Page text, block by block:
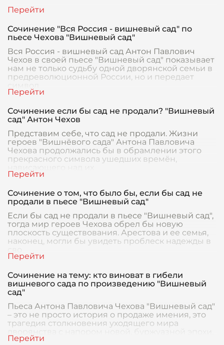
Сочинение "Вся Россия - вишневый сад" по
пьесе Чехова "Вишневый сад"
Вся Россия - вишневый сад Антон Павлович
Чехов в своей пьесе "Вишневый сад" показывает
нам не только судьбу одной дворянской семьи в
предреволюционной России, но и передает
Сочинение если бы сад не продали? "Вишневый
сад" Антон Чехов
Представим себе, что сад не продали. Жизни
героев "Вишнёвого сада" Антона Павловича
Чехова продолжались бы в обрамлении этого
прекрасного символа ушедших времён,
Сочинение о том, что было бы, если бы сад не
продали в пьесе "Вишневый сад"
Если бы сад не продали в пьесе "Вишневый сад",
тогда мир героев Чехова обрел бы новую
плоскость существования. Арестова и ее семья,
наконец, могли бы увидеть проблеск надежды в
Сочинение на тему: кто виноват в гибели
вишневого сада по произведению "Вишневый
сад"
Пьеса Антона Павловича Чехова "Вишневый сад"
– это не просто история о продаже имения, это
трагедия столкновения уходящего мира
дворянства с напором новой, буржуазной эпохи.
Вопрос